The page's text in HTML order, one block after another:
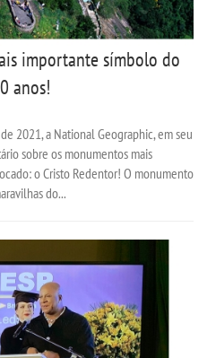
importante símbolo do
anos!
2021, a National Geographic, em seu
sobre os monumentos mais
o Cristo Redentor! O monumento
do...